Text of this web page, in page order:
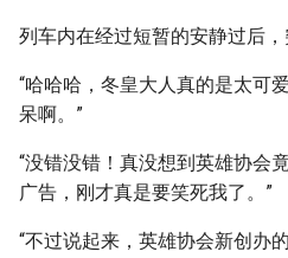
列车内在经过短暂的安静过后，
“哈哈哈，冬皇大人真的是太可
呆啊。”
“没错没错！真没想到英雄协会
广告，刚才真是要笑死我了。”
“不过说起来，英雄协会新创办